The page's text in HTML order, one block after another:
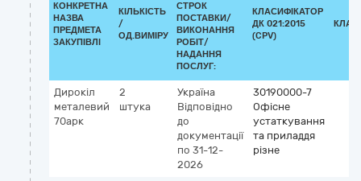
КОНКРЕТНА
НАЗВА
ПРЕДМЕТА
ЗАКУПІВЛІ
КІЛЬКІСТЬ
/
ОД.ВИМІРУ
СТРОК
ПОСТАВКИ/
ВИКОНАННЯ
РОБІТ/
НАДАННЯ
ПОСЛУГ:
КЛАСИФІКАТОР
ДК 021:2015
(CPV)
Дирокіл
металевий
70арк
2
штука
Україна
Відповідно
до
документації
по 31-12-
2026
30190000-7
Офісне
устаткування
та приладдя
різне